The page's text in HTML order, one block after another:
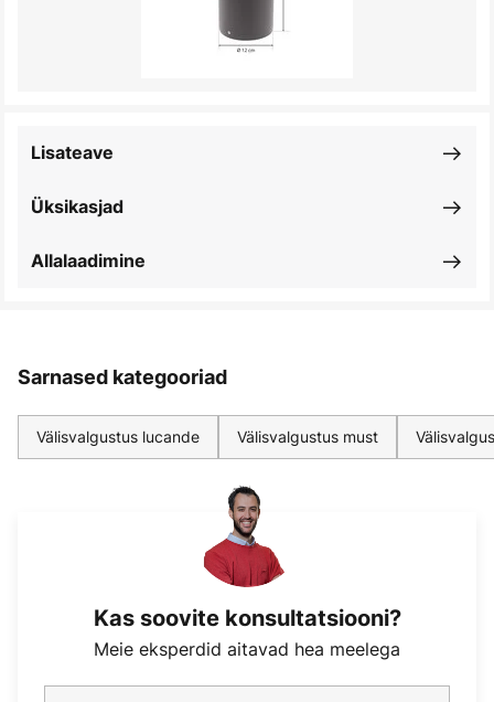
Üksikasjad
Lisateave
Allalaadimine
Sarnased kategooriad
Välisvalgustus lucande Välisvalgustus must
Kas soovite konsultatsiooni?
Meie eksperdid aitavad hea meelega